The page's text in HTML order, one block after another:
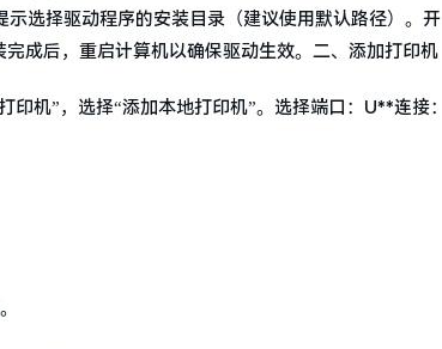
选择驱动程序的安装目录（建议使用默认路径）。开
成后，重启计算机以确保驱动生效。二、添加打印机
机”，选择“添加本地打印机”。选择端口：U**连接：